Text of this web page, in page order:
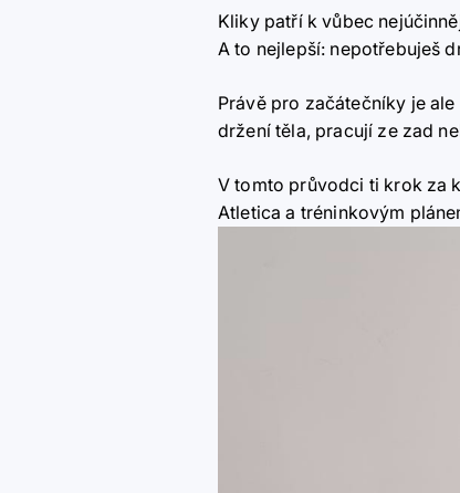
Kliky patří k vůbec
A to nejlepší: nepotřebuješ
Právě pro začátečníky je
držení těla, pracují ze zad
V tomto průvodci ti krok za
Atletica a tréninkovým